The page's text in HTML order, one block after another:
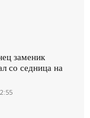
заменик
со седница на